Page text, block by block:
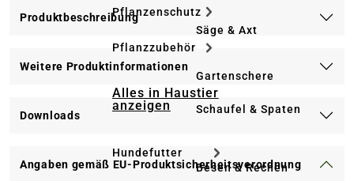
Pflanzenschutz
Pflanzzubehör
Alles in Haustier
anzeigen
Hundefutter
Säge & Axt
Gartenschere
Schaufel & Spaten
Besen & Rechen
Produktbeschreibung
Weitere Produktinformationen
Downloads
Angaben gemäß EU-Produktsicherheitsverordnung